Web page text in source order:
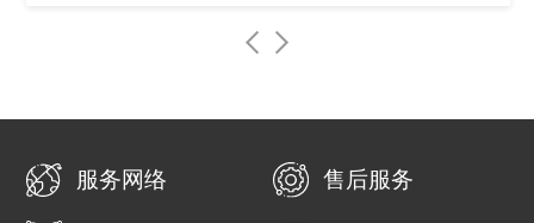
服务网络 售后服务